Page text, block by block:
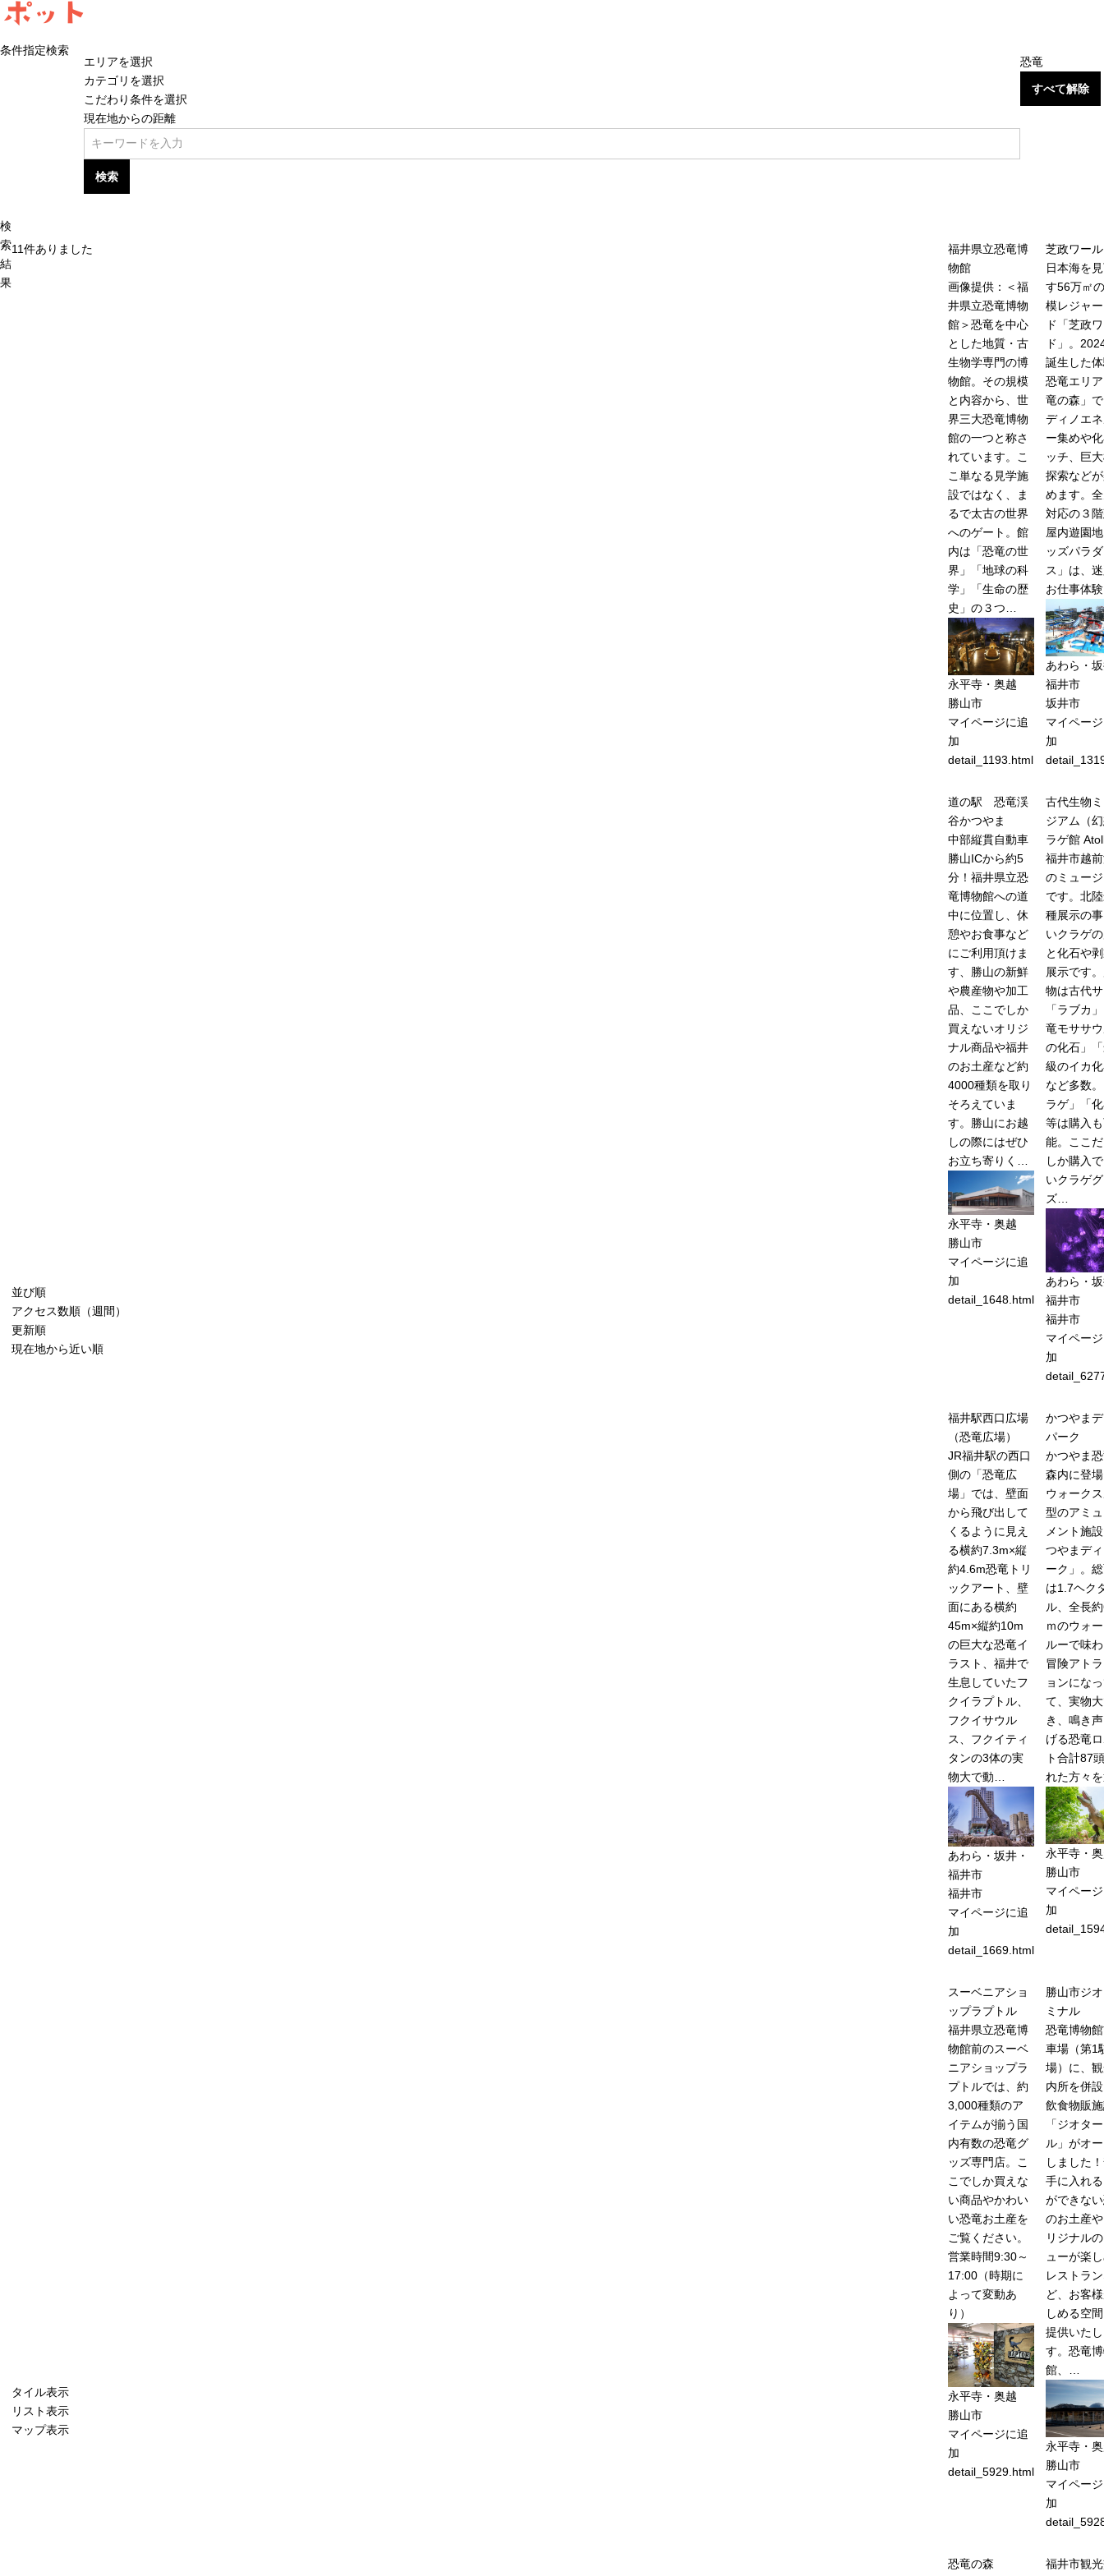
ポット
条件指定検索
エリアを選択
カテゴリを選択
こだわり条件を選択
現在地からの距離
検索
恐竜
すべて解除
検
索
結
果
11件ありました
並び順
アクセス数順（週間）
更新順
現在地から近い順
タイル表示
リスト表示
マップ表示
福井県立恐竜博
物館
画像提供：＜福
井県立恐竜博物
館＞恐竜を中心
とした地質・古
生物学専門の博
物館。その規模
と内容から、世
界三大恐竜博物
館の一つと称さ
れています。こ
こ単なる見学施
設ではなく、ま
るで太古の世界
へのゲート。館
内は「恐竜の世
界」「地球の科
学」「生命の歴
史」の３つ…
永平寺・奥越
勝山市
マイページに追
加
detail_1193.html
芝政ワー
日本海を
す56万㎡
模レジャ
ド「芝政
ド」。
誕生した
恐竜エリ
竜の森」
ディノエ
ー集めや
ッチ、巨
探索など
めます。
対応の３
屋内遊園
ッズパラ
ス」は、
お仕事体
あわら・
福井市
坂井市
マイペー
加
道の駅 恐竜渓
谷かつやま
中部縦貫自動車
勝山ICから約5
分！福井県立恐
竜博物館への道
中に位置し、休
憩やお食事など
にご利用頂けま
す、勝山の新鮮
や農産物や加工
品、ここでしか
買えないオリジ
ナル商品や福井
のお土産など約
4000種類を取り
そろえていま
す。勝山にお越
しの際にはぜひ
お立ち寄りく…
永平寺・奥越
勝山市
マイページに追
加
detail_1648.html
古代生物
ジアム（
ラゲ館
福井市越
のミュー
です。北
種展示の
いクラゲ
と化石や
展示です
物は古代
「ラブカ
竜モササ
の化石」
級のイカ
など多数
ラゲ」「
等は購入
能。ここ
しか購入
いクラゲ
ズ…
あわら・
福井市
福井市
マイペー
加
福井駅西口広場
（恐竜広場）
JR福井駅の西口
側の「恐竜広
場」では、壁面
から飛び出して
くるように見え
る横約7.3m×縦
約4.6m恐竜トリ
ックアート、壁
面にある横約
45m×縦約10m
の巨大な恐竜イ
ラスト、福井で
生息していたフ
クイラプトル、
フクイサウル
ス、フクイティ
タンの3体の実
物大で動…
あわら・坂井・
福井市
福井市
マイページに追
加
detail_1669.html
かつやま
パーク
かつやま
森内に登
ウォーク
型のアミ
メント施
つやまデ
ーク」。
は1.7ヘク
ル、全長
ｍのウォ
ルーで味
冒険アト
ョンにな
て、実物
き、鳴き
げる恐竜
ト合計87
れた方々
永平寺・
勝山市
マイペー
加
スーベニアショ
ップラプトル
福井県立恐竜博
物館前のスーベ
ニアショップラ
プトルでは、約
3,000種類のア
イテムが揃う国
内有数の恐竜グ
ッズ専門店。こ
こでしか買えな
い商品やかわい
い恐竜お土産を
ご覧ください。
営業時間9:30～
17:00（時期に
よって変動あ
り）
永平寺・奥越
勝山市
マイページに追
加
detail_5929.html
勝山市ジ
ミナル
恐竜博物
車場（第1
場）に、
内所を併
飲食物販
「ジオタ
ル」がオ
しました
手に入れ
ができな
のお土産
リジナル
ューが楽
レストラ
ど、お客
しめる空
提供いた
す。恐竜
館、…
永平寺・
勝山市
マイペー
加
恐竜の森
福井市観